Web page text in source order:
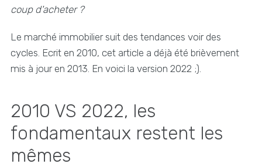
coup d'acheter ?
Le marché immobilier suit des tendances voir des
cycles. Ecrit en 2010, cet article a déjà été brièvement
mis à jour en 2013. En voici la version 2022 ;).
2010 VS 2022, les
fondamentaux restent les
mêmes